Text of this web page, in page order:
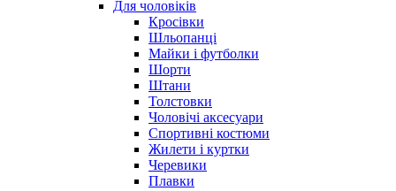
Для чоловіків
Кросівки
Шльопанці
Майки і футболки
Шорти
Штани
Толстовки
Чоловічі аксесуари
Спортивні костюми
Жилети і куртки
Черевики
Плавки